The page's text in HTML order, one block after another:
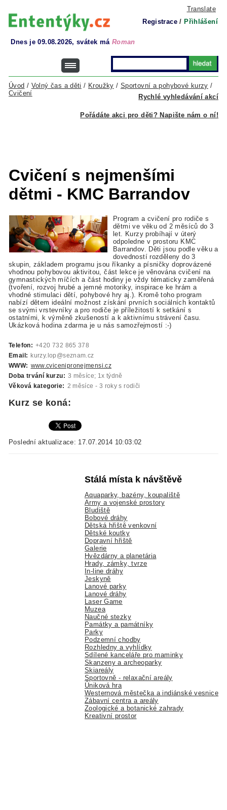
Translate
Registrace / Přihlášení
Dnes je 09.08.2026, svátek má Roman
Rychlé vyhledávání akcí
Úvod / Volný čas a děti / Kroužky / Sportovní a pohybové kurzy /
Cvičení
Pořádáte akci pro děti? Napište nám o ní!
Cvičení s nejmenšími
dětmi - KMC Barrandov
Program a cvičení pro rodiče s
dětmi ve věku od 2 měsíců do 3
let. Kurzy probíhají v úterý
odpoledne v prostoru KMC
Barrandov. Děti jsou podle věku a
dovedností rozděleny do 3
skupin, základem programu jsou říkanky a písničky doprovázené
vhodnou pohybovou aktivitou, část lekce je věnována cvičení na
gymnastických míčích a část hodiny je vždy tématicky zaměřená
(tvoření, rozvoj hrubé a jemné motoriky, inspirace ke hrám a
vhodné stimulaci dětí, pohybové hry aj.). Kromě toho program
nabízí dětem ideální možnost získání prvních sociálních kontaktů
se svými vrstevníky a pro rodiče je příležitostí k setkání s
ostatními, k výměně zkušeností a k aktivnímu strávení času.
Ukázková hodina zdarma je u nás samozřejmostí :-)
Telefon: +420 732 865 378
Email:
kurzy.lop@seznam.cz
WWW: www.cvicenipronejmensi.cz
Doba trvání kurzu: 3 měsíce; 1x týdně
Věková kategorie:
2 měsíce - 3 roky s rodiči
Kurz se koná:
Poslední aktualizace: 17.07.2014 10:03:02
Stálá místa k návštěvě
Aquaparky, bazény, koupaliště
Army a vojenské prostory
Bludiště
Bobové dráhy
Dětská hřiště venkovní
Dětské koutky
Dopravní hřiště
Galerie
Hvězdárny a planetária
Hrady, zámky, tvrze
In-line dráhy
Jeskyně
Lanové parky
Lanové dráhy
Laser Game
Muzea
Naučné stezky
Památky a památníky
Parky
Podzemní chodby
Rozhledny a vyhlídky
Sdílené kanceláře pro maminky
Skanzeny a archeoparky
Skiareály
Sportovně - relaxační areály
Úniková hra
Westernová městečka a indiánské vesnice
Zábavní centra a areály
Zoologické a botanické zahrady
Kreativní prostor